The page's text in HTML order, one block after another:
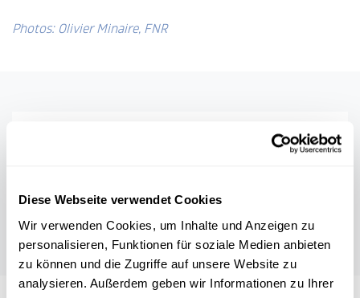
Diese Webseite verwendet Cookies
Wir verwenden Cookies, um Inhalte und Anzeigen zu
personalisieren, Funktionen für soziale Medien anbieten
zu können und die Zugriffe auf unsere Website zu
analysieren. Außerdem geben wir Informationen zu Ihrer
Photos: Olivier Minaire, FNR